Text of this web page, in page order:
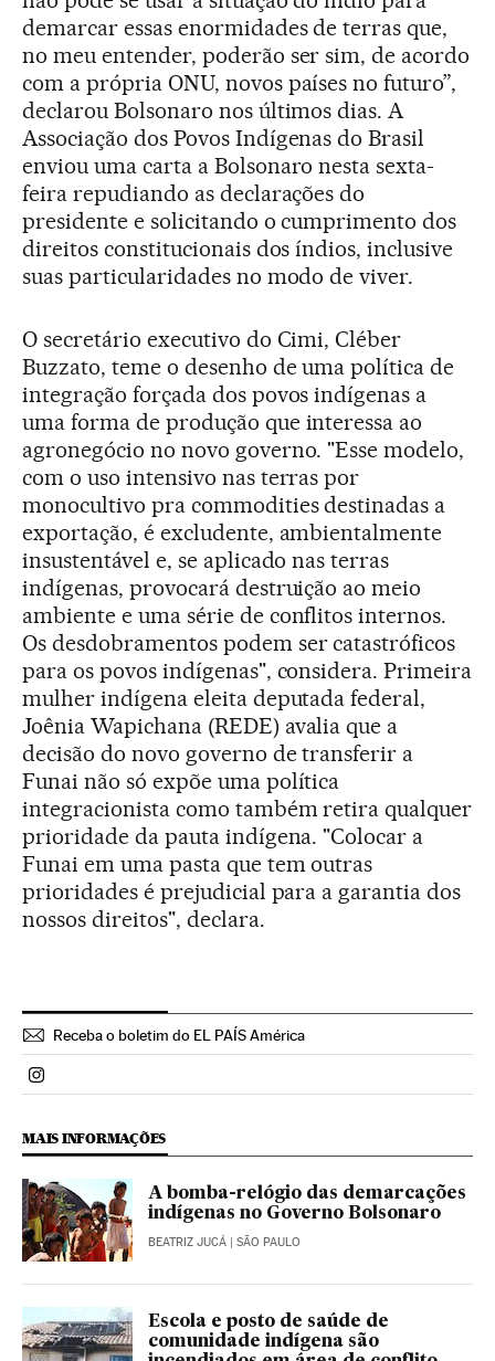
demarcar essas enormidades de terras que,
no meu entender, poderão ser sim, de acordo
com a própria ONU, novos países no futuro”,
declarou Bolsonaro nos últimos dias. A
Associação dos Povos Indígenas do Brasil
enviou uma carta a Bolsonaro nesta sexta-
feira repudiando as declarações do
presidente e solicitando o cumprimento dos
direitos constitucionais dos índios, inclusive
suas particularidades no modo de viver.
O secretário executivo do Cimi, Cléber
Buzzato, teme o desenho de uma política de
integração forçada dos povos indígenas a
uma forma de produção que interessa ao
agronegócio no novo governo. "Esse modelo,
com o uso intensivo nas terras por
monocultivo pra commodities destinadas a
exportação, é excludente, ambientalmente
insustentável e, se aplicado nas terras
indígenas, provocará destruição ao meio
ambiente e uma série de conflitos internos.
Os desdobramentos podem ser catastróficos
para os povos indígenas", considera. Primeira
mulher indígena eleita deputada federal,
Joênia Wapichana (REDE) avalia que a
decisão do novo governo de transferir a
Funai não só expõe uma política
integracionista como também retira qualquer
prioridade da pauta indígena. "Colocar a
Funai em uma pasta que tem outras
prioridades é prejudicial para a garantia dos
nossos direitos", declara.
Receba o boletim do EL PAÍS América
Politica El País Brasil en Instagram
MAIS INFORMAÇÕES
A bomba-relógio das demarcações
indígenas no Governo Bolsonaro
BEATRIZ JUCÁ | SÃO PAULO
Escola e posto de saúde de
comunidade indígena são